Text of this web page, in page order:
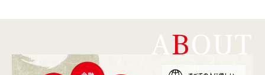
ABOUT